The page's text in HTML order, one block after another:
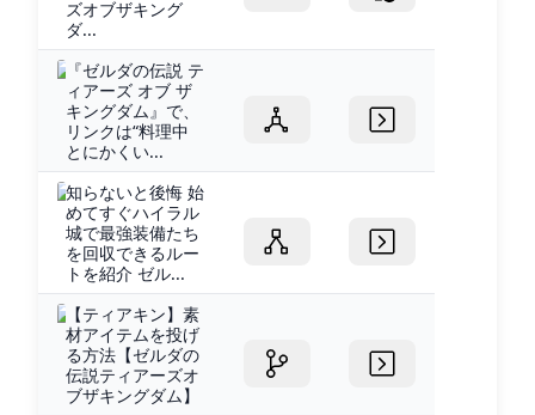
ズオブザキング
ダ...
『ゼルダの伝説 テ
ィアーズ オブ ザ
キングダム』で、
リンクは“料理中
とにかくい...
知らないと後悔 始
めてすぐハイラル
城で最強装備たち
を回収できるルー
トを紹介 ゼル...
【ティアキン】素
材アイテムを投げ
る方法【ゼルダの
伝説ティアーズオ
ブザキングダム】